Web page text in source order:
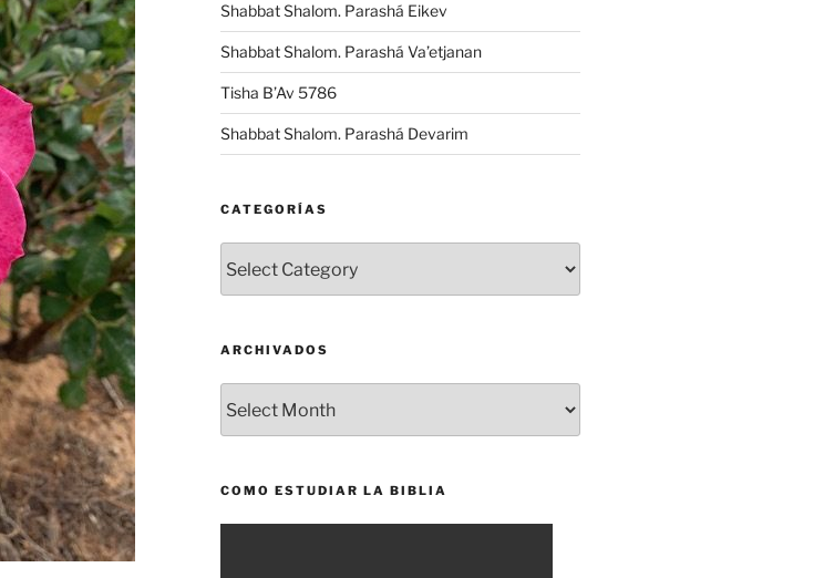
Shabbat Shalom. Parashá Eikev
Shabbat Shalom. Parashá Va’etjanan
Tisha B’Av 5786
Shabbat Shalom. Parashá Devarim
CATEGORÍAS
ARCHIVADOS
COMO ESTUDIAR LA BIBLIA